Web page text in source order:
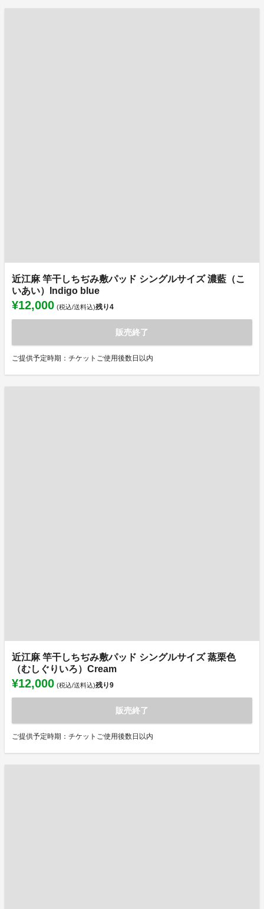
近江麻 竿干しちぢみ敷パッド シングルサイズ 濃藍（こ
いあい）Indigo blue
¥12,000 (税込/送料込)残り4
販売終了
ご提供予定時期：チケットご使用後数日以内
近江麻 竿干しちぢみ敷パッド シングルサイズ 蒸栗色
（むしぐりいろ）Cream
¥12,000 (税込/送料込)残り9
販売終了
ご提供予定時期：チケットご使用後数日以内